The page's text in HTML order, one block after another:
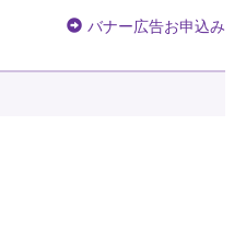
バナー広告お申込み